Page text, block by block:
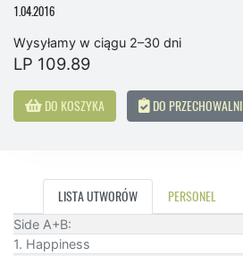
1.04.2016
Wysyłamy w ciągu 2–30 dni
LP 109.89
DO KOSZYKA DO PRZECHOWALNI
LISTA UTWORÓW PERSONEL
Side A+B:
1. Happiness